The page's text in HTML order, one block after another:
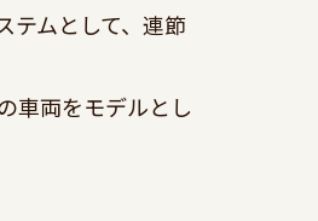
テムとして、連節
車両をモデルとし